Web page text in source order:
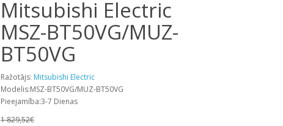
Mitsubishi Electric
MSZ-BT50VG/MUZ-
BT50VG
Ražotājs: Mitsubishi Electric
Modelis:MSZ-BT50VG/MUZ-BT50VG
Pieejamība:3-7 Dienas
1 829,52€